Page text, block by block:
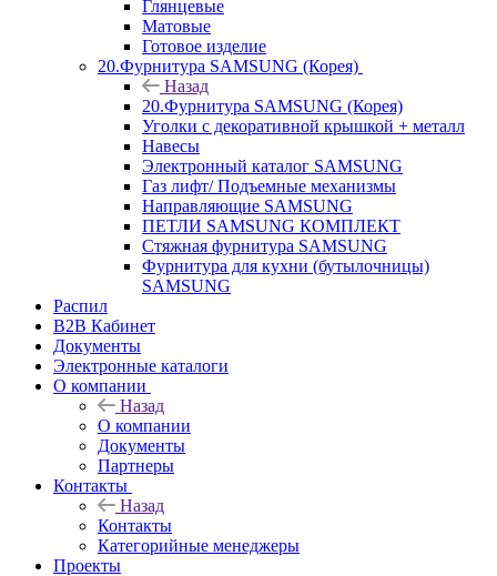
Глянцевые
Матовые
Готовое изделие
20.Фурнитура SAMSUNG (Корея)
Назад
20.Фурнитура SAMSUNG (Корея)
Уголки с декоративной крышкой + металл
Навесы
Электронный каталог SAMSUNG
Газ лифт/ Подъемные механизмы
Направляющие SAMSUNG
ПЕТЛИ SAMSUNG КОМПЛЕКТ
Стяжная фурнитура SAMSUNG
Фурнитура для кухни (бутылочницы)
SAMSUNG
Распил
B2B Кабинет
Документы
Электронные каталоги
О компании
Назад
О компании
Документы
Партнеры
Контакты
Назад
Контакты
Категорийные менеджеры
Проекты